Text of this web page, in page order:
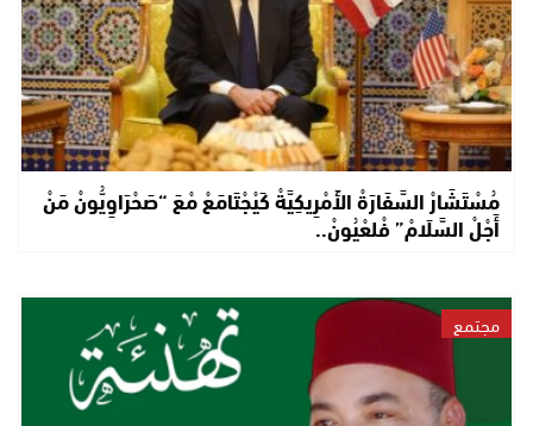
مُسْتَشَارْ السَّفَارَةْ الأَمْرِيكِيَّةْ كَيْجْتَامَعْ مْعَ “صَحْرَاوِيُّونْ مَنْ
أَجْلْ السَّلَامْ” فْلعْيُونْ..
مجتمع